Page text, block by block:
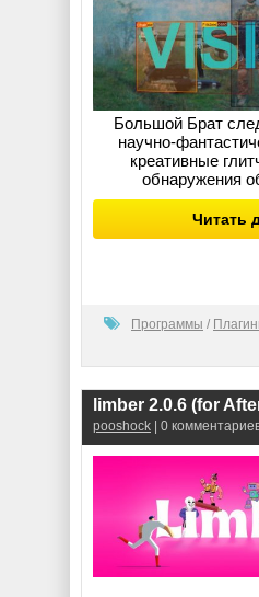
Большой Брат
научно-
креативные
обнаружения
Читать
Программы /
limber 2.0.6 (for
pooshock | 0